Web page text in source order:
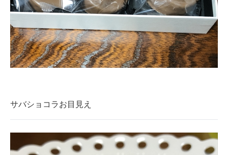
サバショコラお目見え